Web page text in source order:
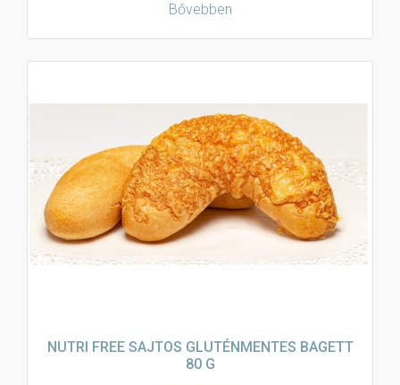
Bővebben
NUTRI FREE SAJTOS GLUTÉNMENTES BAGETT
80 G